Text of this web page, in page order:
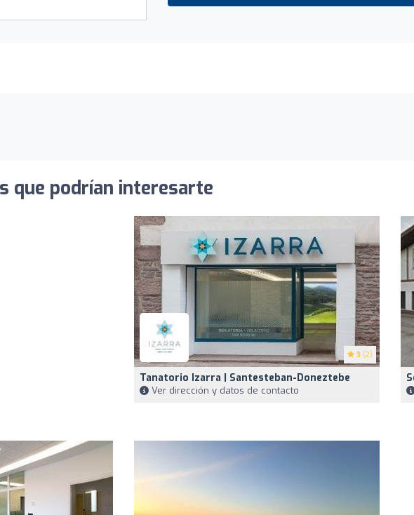
que podrían interesarte
3 (2)
Tanatorio Izarra | Santesteban-Doneztebe
Ver dirección y datos de contacto